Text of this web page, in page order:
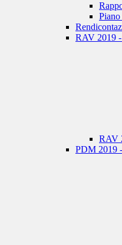
RAV 2019
RAV
PDM 2019